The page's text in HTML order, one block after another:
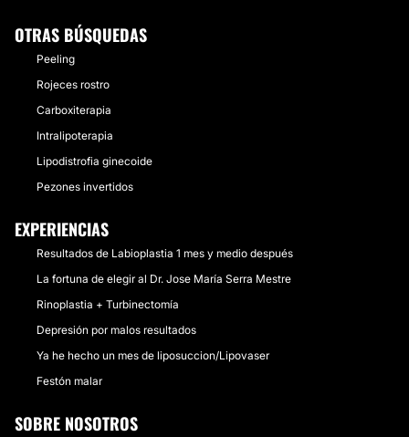
OTRAS BÚSQUEDAS
Peeling
Rojeces rostro
Carboxiterapia
Intralipoterapia
Lipodistrofia ginecoide
Pezones invertidos
EXPERIENCIAS
Resultados de Labioplastia 1 mes y medio después
La fortuna de elegir al Dr. Jose María Serra Mestre
Rinoplastia + Turbinectomía
Depresión por malos resultados
Ya he hecho un mes de liposuccion/Lipovaser
Festón malar
SOBRE NOSOTROS